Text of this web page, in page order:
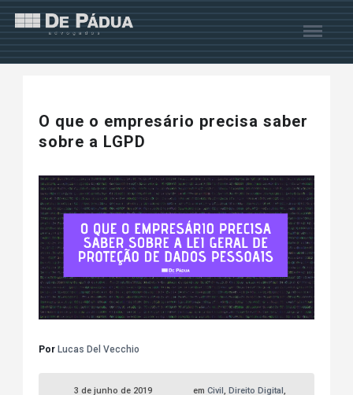
O que o empresário precisa saber
sobre a LGPD
Por Lucas Del Vecchio
3 de junho de 2019 em Civil,Direito Digital,